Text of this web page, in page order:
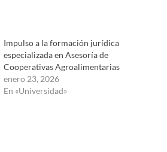
Impulso a la formación jurídica
especializada en Asesoría de
Cooperativas Agroalimentarias
enero 23, 2026
En «Universidad»